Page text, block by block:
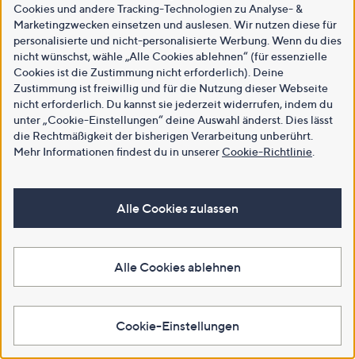
Cookies und andere Tracking-Technologien zu Analyse- &
Marketingzwecken einsetzen und auslesen. Wir nutzen diese für
personalisierte und nicht-personalisierte Werbung. Wenn du dies
nicht wünschst, wähle „Alle Cookies ablehnen“ (für essenzielle
Cookies ist die Zustimmung nicht erforderlich). Deine
Zustimmung ist freiwillig und für die Nutzung dieser Webseite
nicht erforderlich. Du kannst sie jederzeit widerrufen, indem du
unter „Cookie-Einstellungen“ deine Auswahl änderst. Dies lässt
die Rechtmäßigkeit der bisherigen Verarbeitung unberührt.
Mehr Informationen findest du in unsererCookie-Richtlinie
Alle Cookies zulassen
Alle Cookies ablehnen
Cookie-Einstellungen